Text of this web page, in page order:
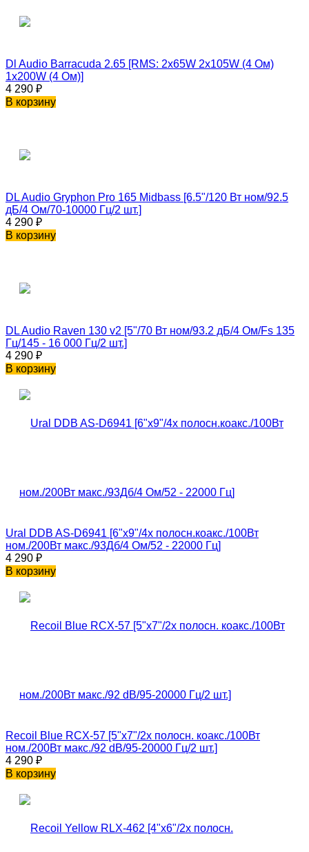
Dl Audio Barracuda 2.65 [RMS: 2x65W 2x105W (4 Ом)
1x200W (4 Ом)]
4 290 ₽
В корзину
DL Audio Gryphon Pro 165 Midbass [6.5"/120 Вт ном/92.5
дБ/4 Ом/70-10000 Гц/2 шт.]
4 290 ₽
В корзину
DL Audio Raven 130 v2 [5"/70 Вт ном/93.2 дБ/4 Ом/Fs 135
Гц/145 - 16 000 Гц/2 шт.]
4 290 ₽
В корзину
Ural DDB AS-D6941 [6"x9"/4х полосн.коакс./100Вт
ном./200Вт макс./93Дб/4 Ом/52 - 22000 Гц]
4 290 ₽
В корзину
Recoil Blue RCX-57 [5"x7"/2х полосн. коакс./100Вт
ном./200Вт макс./92 dB/95-20000 Гц/2 шт.]
4 290 ₽
В корзину